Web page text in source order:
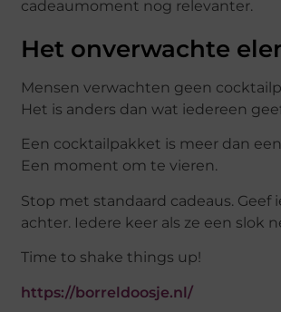
cadeaumoment nog relevanter.
Het onverwachte
Mensen verwachten geen
Het is anders dan wat iedereen
Een cocktailpakket is meer dan
Een moment om te vieren.
Stop met standaard cadeaus.
achter. Iedere keer als ze een slok
Time to shake things up!
https://borreldoosje.nl/